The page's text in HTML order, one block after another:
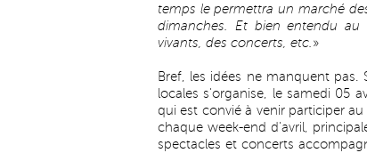
temps le permettra un marché
dimanches. Et bien entendu
vivants, des concerts, etc. »
Bref, les idées ne manquent
locales s'organise, le samedi 05
qui est convié à venir participer
chaque week-end d'avril,
spectacles et concerts